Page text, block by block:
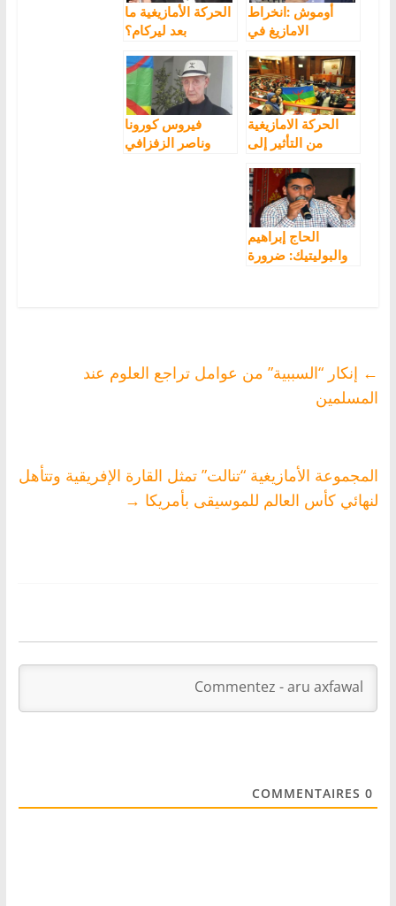
أوموش :انخراط
الامازيغ في
أداة براغماتية
وواقعية لتسريع
النهوض بالامازيغية
الحركة الأمازيغية ما
بعد ليركام؟
الحركة الامازيغية
من التأثير إلى
فيروس كورونا
وناصر الزفزافي
الحاج إبراهيم
والبوليتيك: ضرورة
← إنكار “السببية” من عوامل تراجع العلوم عند
المسلمين
المجموعة الأمازيغية “تنالت” تمثل القارة الإفريقية وتتأهل
لنهائي كأس العالم للموسيقى بأمريكا →
0
COMMENTAIRES